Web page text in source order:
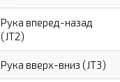
Рука вперед-назад
(JT2)
Рука вверх-вниз (JT3)